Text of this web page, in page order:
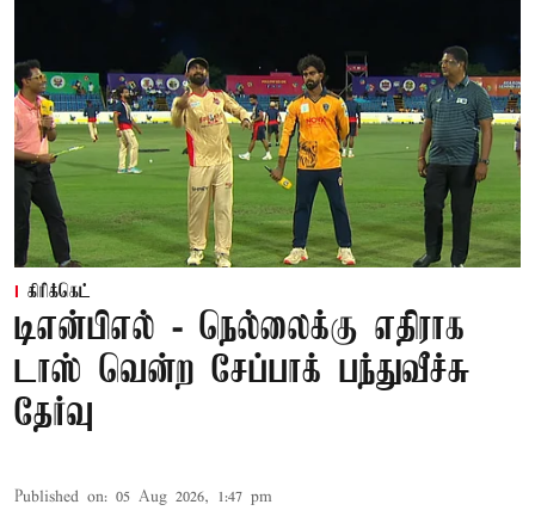
கிரிக்கெட்
டிஎன்பிஎல் - நெல்லைக்கு எதிராக
டாஸ் வென்ற சேப்பாக் பந்துவீச்சு
தேர்வு
Published on: 05 Aug 2026, 1:47 pm